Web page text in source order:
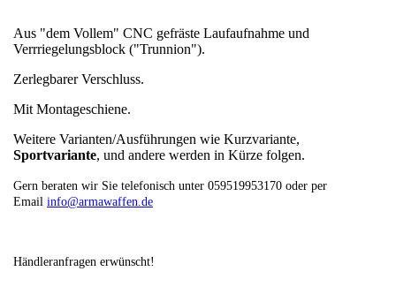
Aus "dem Vollem" CNC gefräste Laufaufnahme und
Verrriegelungsblock ("Trunnion").
Zerlegbarer Verschluss.
Mit Montageschiene.
Weitere Varianten/Ausführungen wie Kurzvariante,
Sportvariante, und andere werden in Kürze folgen.
Gern beraten wir Sie telefonisch unter 059519953170 oder per
Email info@armawaffen.de
Händleranfragen erwünscht!